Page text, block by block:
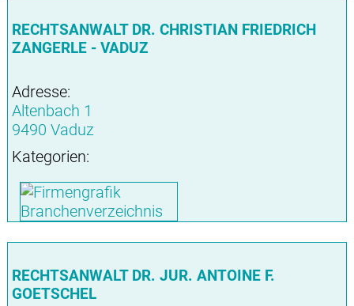
RECHTSANWALT DR. CHRISTIAN FRIEDRICH
ZANGERLE - VADUZ
Adresse:
Altenbach 1
9490 Vaduz
Kategorien:
RECHTSANWALT DR. JUR. ANTOINE F.
GOETSCHEL